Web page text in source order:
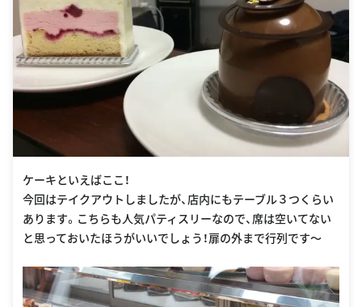
ケーキといえばここ！
今回はテイクアウトしましたが、店内にもテーブル３つくらい
あります。こちらも人気パティスリーなので、席は空いてない
と思っておいたほうがいいでしょう！扉の外まで行列です〜